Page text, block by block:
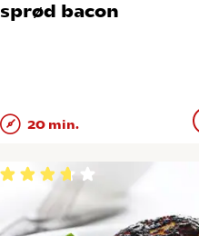
sprød bacon
20 min.